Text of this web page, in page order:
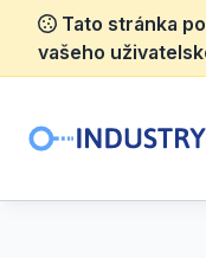
Tato stránka
vašeho